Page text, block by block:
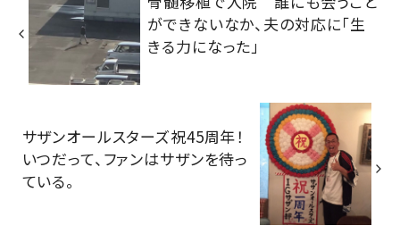
ができないなか、夫の対応に「生
きる力になった」
サザンオールスターズ祝45周年！
いつだって、ファンはサザンを待っ
ている。